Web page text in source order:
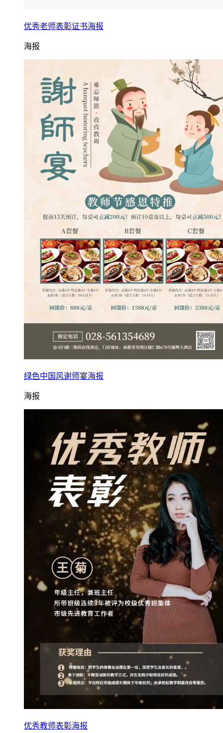
优秀老师表彰证书海报
海报
绿色中国风谢师宴海报
海报
优秀教师表彰海报